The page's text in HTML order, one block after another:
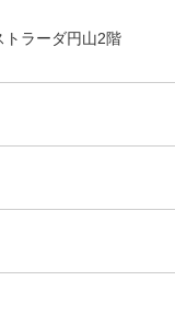
ラーダ円山2階